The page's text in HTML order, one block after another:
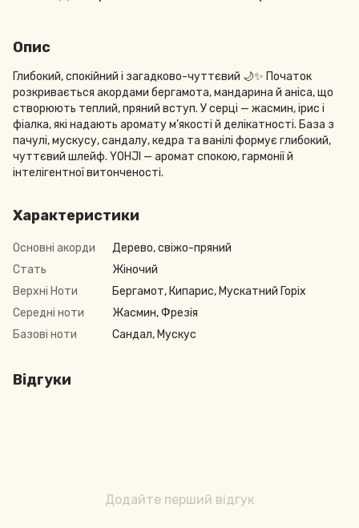
Опис
Глибокий, спокійний і загадково-чуттєвий 🌙✨ Початок
розкривається акордами бергамота, мандарина й аніса, що
створюють теплий, пряний вступ. У серці — жасмин, ірис і
фіалка, які надають аромату м’якості й делікатності. База з
пачулі, мускусу, сандалу, кедра та ванілі формує глибокий,
чуттєвий шлейф. YOHJI — аромат спокою, гармонії й
інтелігентної витонченості.
Характеристики
Основні акорди
Дерево, свіжо-пряний
Стать
Жіночий
Верхні Ноти
Бергамот, Кипарис, Мускатний Горіх
Середні ноти
Жасмин, Фрезія
Базові ноти
Сандал, Мускус
Відгуки
Додайте перший відгук